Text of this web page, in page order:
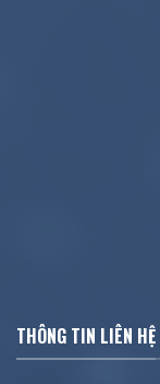
THÔNG TIN LIÊN HỆ